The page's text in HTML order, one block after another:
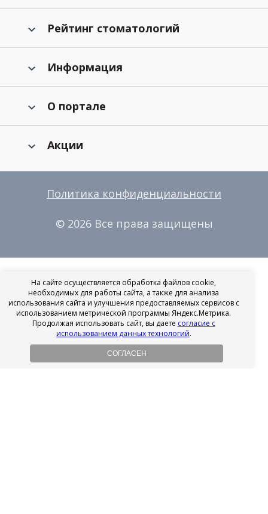
Рейтинг стоматологий
Информация
О портале
Акции
Политика конфиденциальности
© 2026 Все права защищены
На сайте осуществляется обработка файлов cookie,
необходимых для работы сайта, а также для анализа
использования сайта и улучшения предоставляемых сервисов с
использованием метрической программы Яндекс.Метрика.
Продолжая использовать сайт, вы даете согласие с
использованием данных технологий.
СОГЛАСЕН